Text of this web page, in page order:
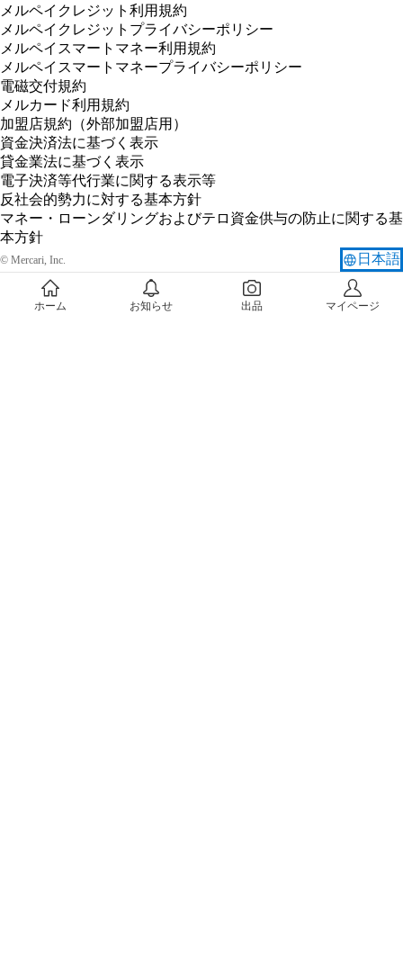
メルペイクレジット利用規約
メルペイクレジットプライバシーポリシー
メルペイスマートマネー利用規約
メルペイスマートマネープライバシーポリシー
電磁交付規約
メルカード利用規約
加盟店規約（外部加盟店用）
資金決済法に基づく表示
貸金業法に基づく表示
電子決済等代行業に関する表示等
反社会的勢力に対する基本方針
マネー・ローンダリングおよびテロ資金供与の防止に関する基
本方針
X
Facebook
© Mercari, Inc. 日本語
ホーム お知らせ 出品 マイページ